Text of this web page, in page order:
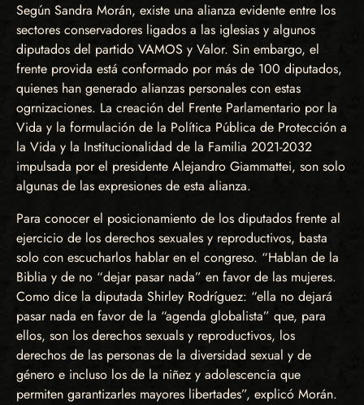
Según Sandra Morán, existe una alianza evidente entre los
sectores conservadores ligados a las iglesias y algunos
diputados del partido VAMOS y Valor. Sin embargo, el
frente provida está conformado por más de 100 diputados,
quienes han generado alianzas personales con estas
ogrnizaciones. La creación del Frente Parlamentario por la
Vida y la formulación de la Política Pública de Protección a
la Vida y la Institucionalidad de la Familia 2021-2032
impulsada por el presidente Alejandro Giammattei, son solo
algunas de las expresiones de esta alianza.
Para conocer el posicionamiento de los diputados frente al
ejercicio de los derechos sexuales y reproductivos, basta
solo con escucharlos hablar en el congreso. “Hablan de la
Biblia y de no “dejar pasar nada” en favor de las mujeres.
Como dice la diputada Shirley Rodríguez: “ella no dejará
pasar nada en favor de la “agenda globalista” que, para
ellos, son los derechos sexuals y reproductivos, los
derechos de las personas de la diversidad sexual y de
género e incluso los de la niñez y adolescencia que
permiten garantizarles mayores libertades”, explicó Morán.